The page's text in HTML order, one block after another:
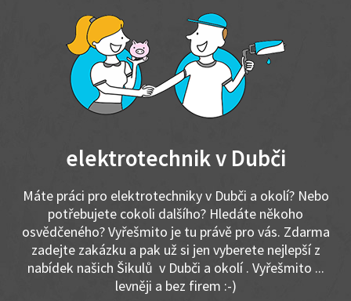
elektrotechnik v Dubči
Máte práci pro elektrotechniky v Dubči a okolí? Nebo
potřebujete cokoli dalšího? Hledáte někoho
osvědčeného? Vyřešmito je tu právě pro vás. Zdarma
zadejte zakázku a pak už si jen vyberete nejlepší z
nabídek našich Šikulů v Dubči a okolí . Vyřešmito ...
levněji a bez firem :-)